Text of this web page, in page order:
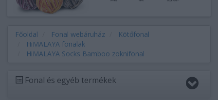
Főoldal Fonal webáruház
Kötőfonal
HiMALAYA fonalak
HiMALAYA Socks Bamboo zoknifonal
Fonal és egyéb termékek